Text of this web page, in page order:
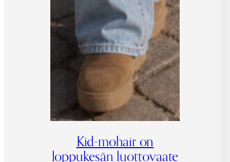
Kid-mohair on
loppukesän luottovaate